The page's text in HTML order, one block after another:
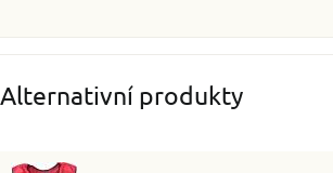
Alternativní produkty